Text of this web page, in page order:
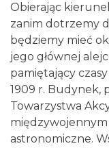
Obierając
zanim dotrzemy
będziemy mieć
jego głównej
pamiętający
1909 r. Budynek,
Towarzystwa
astronomiczne.